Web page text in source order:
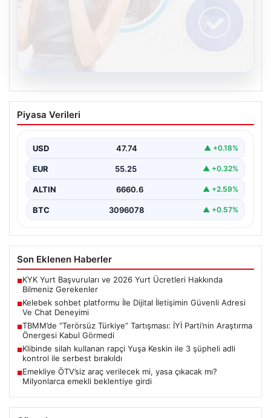
Kelebek sohbet platformu İle Dijital
İletişimin Güvenli Adresi Ve Chat
İnternet çağında insanların güvenli bir biçimde bağlantı
Piyasa Verileri
USD 47.74 ▲ +0.18%
EUR 55.25 ▲ +0.32%
ALTIN 6660.6 ▲ +2.59%
BTC 3096078 ▲ +0.57%
Son Eklenen Haberler
■KYK Yurt Başvuruları ve 2026 Yurt Ücretleri Hakkında
Bilmeniz Gerekenler
■Kelebek sohbet platformu İle Dijital İletişimin Güvenli Adresi
Ve Chat Deneyimi
■TBMM’de “Terörsüz Türkiye” Tartışması: İYİ Parti’nin Araştırma
Önergesi Kabul Görmedi
■Klibinde silah kullanan rapçi Yuşa Keskin ile 3 şüpheli adli
kontrol ile serbest bırakıldı
■Emekliye ÖTV’siz araç verilecek mi, yasa çıkacak mı?
Milyonlarca emekli beklentiye girdi